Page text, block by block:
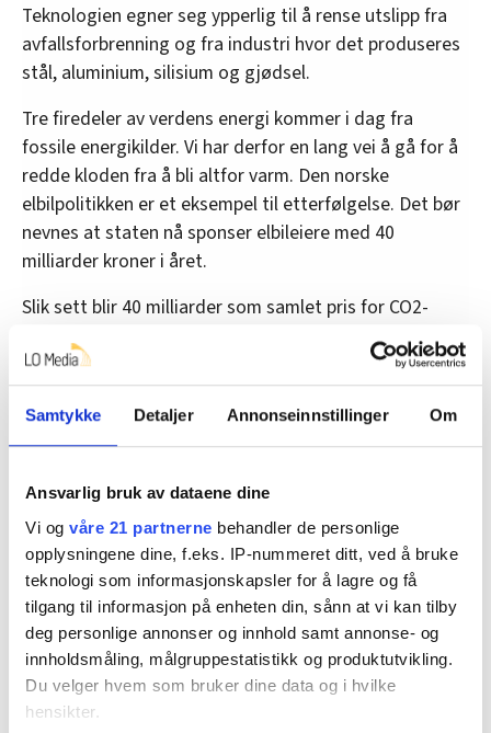
Samtykke Detaljer Annonseinnstillinger Om
Ansvarlig bruk av dataene dine
Vi og våre 21 partnerne behandler de personlige
opplysningene dine, f.eks. IP-nummeret ditt, ved å bruke
teknologi som informasjonskapsler for å lagre og få
tilgang til informasjon på enheten din, sånn at vi kan tilby
deg personlige annonser og innhold samt annonse- og
innholdsmåling, målgruppestatistikk og produktutvikling.
Du velger hvem som bruker dine data og i hvilke
hensikter.
Teknologien egner seg ypperlig til å rense utslipp fra
avfallsforbrenning og fra industri hvor det produseres
stål, aluminium, silisium og gjødsel.
Tre firedeler av verdens energi kommer i dag fra
fossile energikilder. Vi har derfor en lang vei å gå for å
redde kloden fra å bli altfor varm. Den norske
elbilpolitikken er et eksempel til etterfølgelse. Det bør
nevnes at staten nå sponser elbileiere med 40
milliarder kroner i året.
Slik sett blir 40 milliarder som samlet pris for CO2-
fangst og lagring småpenger og etter min mening en
god investering. Men med tid og stunder vil denne
teknologien også bli kommersielt interessant.
Markedet i Nord-Europa er nemlig stort. Det anslås at
2030, men dette potensialet vil øke formidabelt til 31
prosent i 2050.
Da president John F. Kennedy sa at amerikanerne
skulle lande med mennesker på månen innen ti år,
hadde ikke amerikanerne vært ute i verdensrommet.
Men de kom til månen før ti år hadde gått.
Kennedy satte seg et hårete mål og nådde det. 16.